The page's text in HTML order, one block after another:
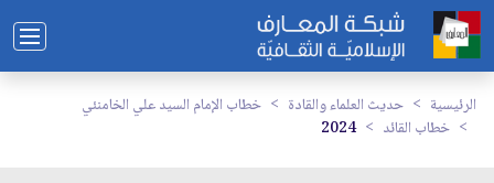
الرئيسية حديث العلماء والقادة
خطاب الإمام السيد علي الخامنئي
خطاب القائد
2024